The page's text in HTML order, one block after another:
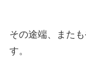
その途端、また
す。